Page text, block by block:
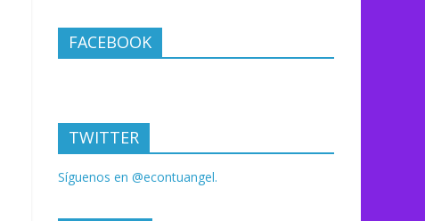
FACEBOOK
TWITTER
Síguenos en @econtuangel.